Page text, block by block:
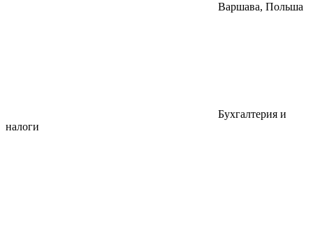
Варшава, Польша
Бухгалтерия и
налоги